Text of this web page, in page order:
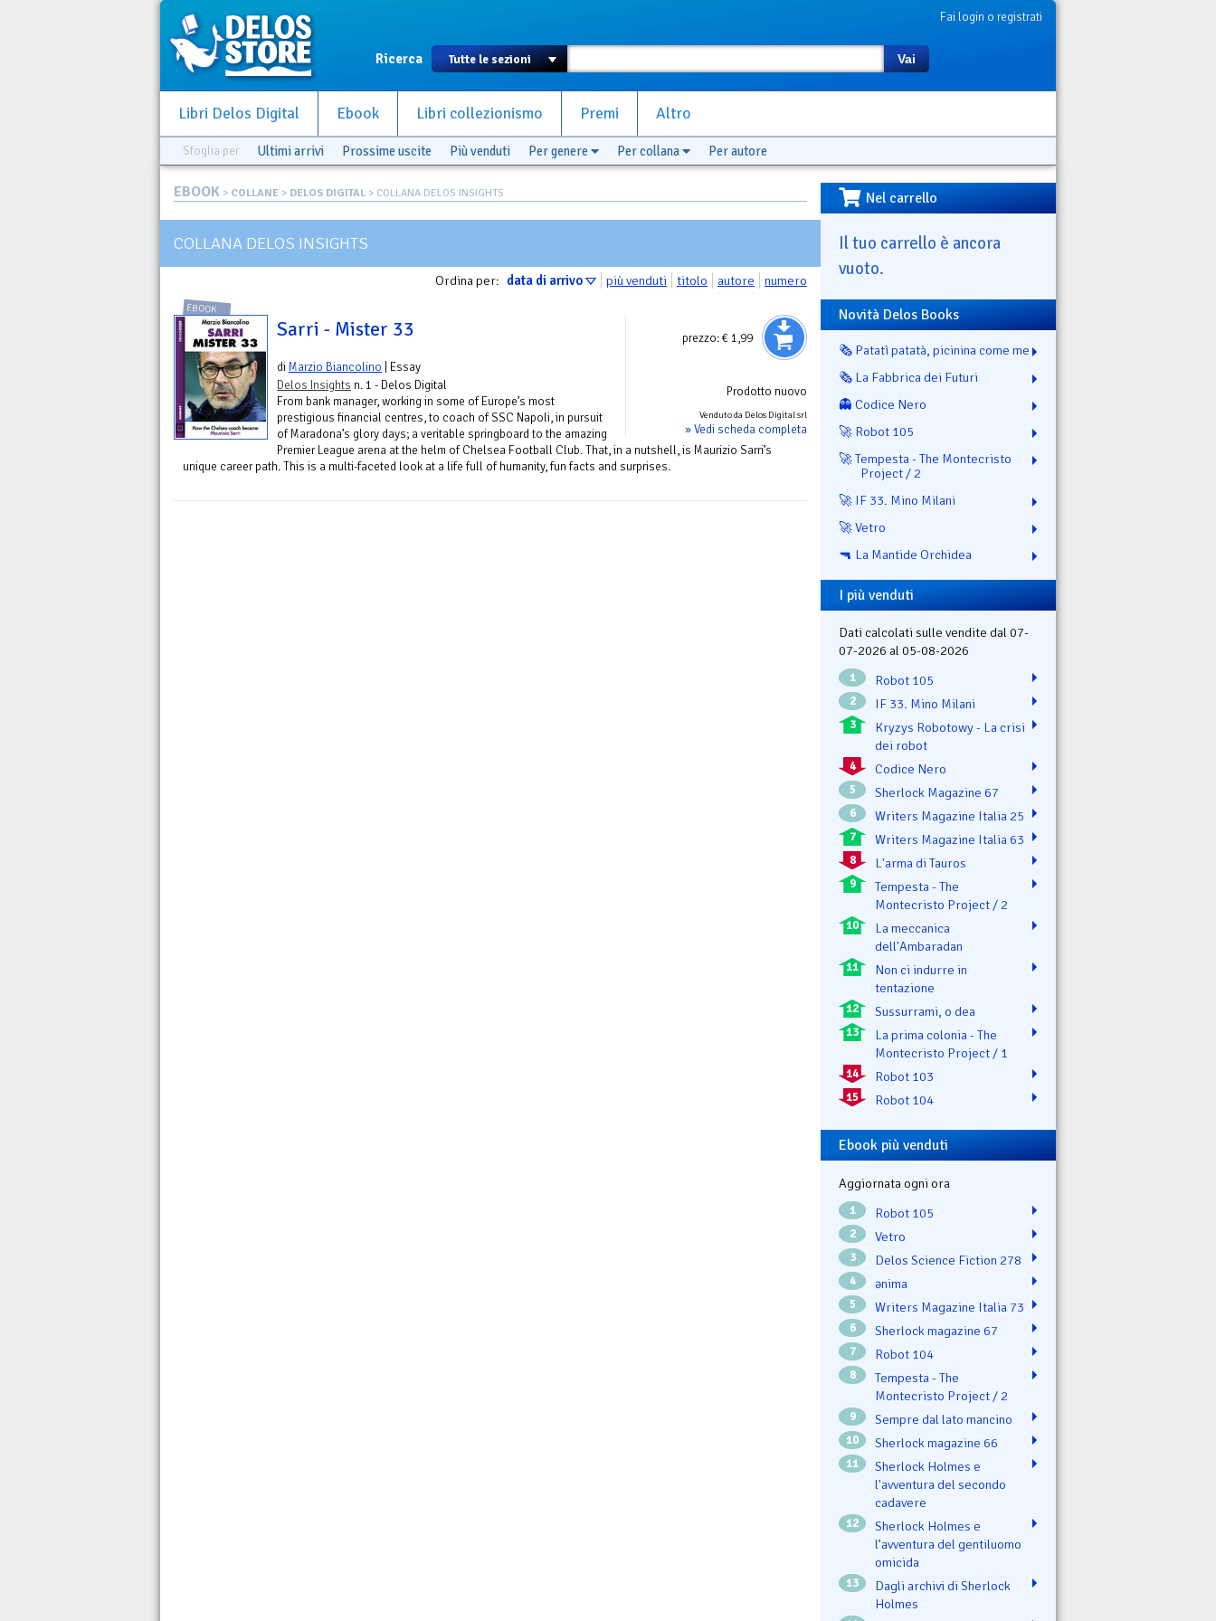
Fai login o registrati
Ricerca Vai
Libri Delos Digital Ebook Libri collezionismo Premi Altro
Sfoglia per Ultimi arrivi Prossime uscite Più venduti Per genere Per collana Per autore
EBOOK > COLLANE > DELOS DIGITAL > COLLANA DELOS INSIGHTS
COLLANA DELOS INSIGHTS
Ordina per: data di arrivo più venduti titolo autore numero
prezzo:€ 1,99
Prodotto nuovo
Venduto da Delos Digital srl
» Vedi scheda completa
EBOOK
Sarri - Mister 33
di Marzio Biancolino | Essay
Delos Insights n. 1 - Delos Digital
From bank manager, working in some of Europe’s most
prestigious financial centres, to coach of SSC Napoli, in pursuit
of Maradona’s glory days; a veritable springboard to the amazing
Premier League arena at the helm of Chelsea Football Club. That, in a nutshell, is Maurizio Sarri’s
unique career path. This is a multi-faceted look at a life full of humanity, fun facts and surprises.
Nel carrello
Il tuo carrello è ancora
vuoto.
Novità Delos Books
🗞️ Patatì patatà, picinina come me
🗞️ La Fabbrica dei Futuri
👻 Codice Nero
🚀 Robot 105
🚀 Tempesta - The Montecristo
Project / 2
🚀 IF 33. Mino Milani
🚀 Vetro
🔫 La Mantide Orchidea
I più venduti
Dati calcolati sulle vendite dal 07-
07-2026 al 05-08-2026
1 Robot 105
2 IF 33. Mino Milani
3
Kryzys Robotowy - La crisi
dei robot
4 Codice Nero
5 Sherlock Magazine 67
6 Writers Magazine Italia 25
7 Writers Magazine Italia 63
8 L'arma di Tauros
9
Tempesta - The
Montecristo Project / 2
10
La meccanica
dell'Ambaradan
11
Non ci indurre in
tentazione
12 Sussurrami, o dea
13
La prima colonia - The
Montecristo Project / 1
14 Robot 103
15 Robot 104
Ebook più venduti
Aggiornata ogni ora
1 Robot 105
2 Vetro
3 Delos Science Fiction 278
4 ənima
5 Writers Magazine Italia 73
6 Sherlock magazine 67
7 Robot 104
8
Tempesta - The
Montecristo Project / 2
9 Sempre dal lato mancino
10 Sherlock magazine 66
11
Sherlock Holmes e
l'avventura del secondo
cadavere
12
Sherlock Holmes e
l’avventura del gentiluomo
omicida
13
Dagli archivi di Sherlock
Holmes